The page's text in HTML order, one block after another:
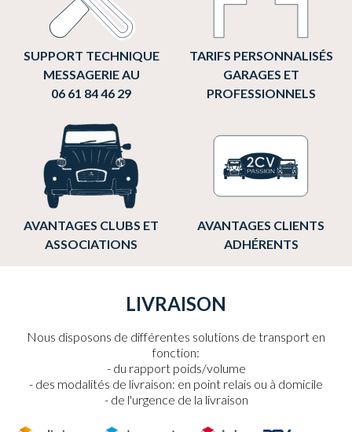
SUPPORT TECHNIQUE
MESSAGERIE AU
06 61 84 46 29
TARIFS PERSONNALISÉS
GARAGES ET
PROFESSIONNELS
AVANTAGES CLUBS ET
ASSOCIATIONS
AVANTAGES CLIENTS
ADHÉRENTS
LIVRAISON
Nous disposons de différentes solutions de transport en
fonction:
du rapport poids/volume
des modalités de livraison: en point relais ou à domicile
de l'urgence de la livraison